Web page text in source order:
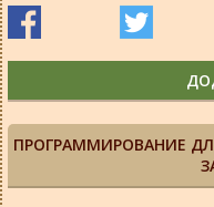
ПРОГРАММИРОВАНИЕ